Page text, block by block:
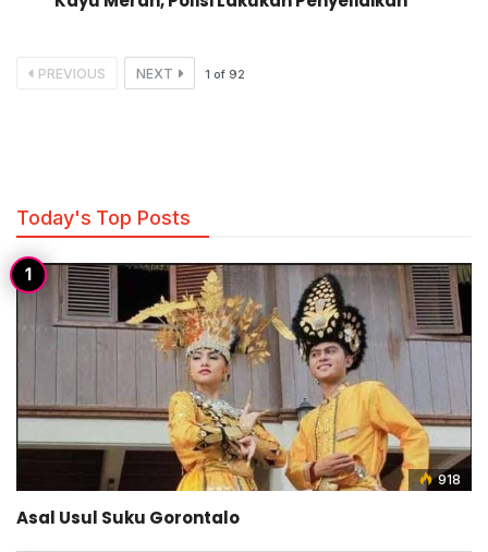
PREVIOUS NEXT 1 of 92
Today's Top Posts
918
Asal Usul Suku Gorontalo